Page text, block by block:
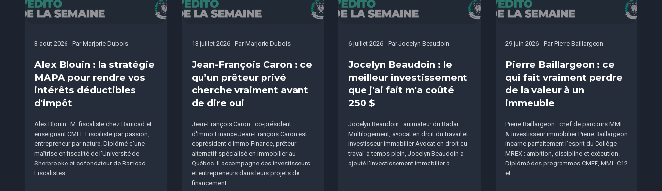
3 août 2026 Par Marjorie Dubois
Alex Blouin : la stratégie
MAPA pour rendre vos
intérêts déductibles
d'impôt
Alex Blouin : M. fiscaliste chez Barricad et
enseignant CMFE Fiscaliste par passion,
entrepreneur par nature. Diplômé d'une
maîtrise en fiscalité de l'Université de
Sherbrooke et cofondateur de Barricad
Fiscalistes...
13 juillet 2026 Par Marjorie Dubois
Jean-François Caron : ce
qu’un prêteur privé
cherche vraiment avant
de dire oui
Jean-François Caron : co-président
d'Immo Finance Jean-François Caron est
coprésident d’Immo Finance, prêteur
alternatif spécialisé en immobilier au
Québec. Il accompagne des investisseurs
et entrepreneurs dans leurs projets de
financement...
6 juillet 2026 Par Jocelyn Beaudoin
Jocelyn Beaudoin : le
meilleur investissement
que j'ai fait m'a coûté
250 $
Jocelyn Beaudoin : animateur du Radar
Multilogement, avocat en droit du travail et
investisseur immobilier Avocat en droit du
travail à temps plein, Jocelyn Beaudoin a
ajouté l'investissement immobilier à...
29 juin 2026 Par Pierre Baillargeon
Pierre Baillargeon : ce
qui fait vraiment perdre
de la valeur à un
immeuble
Pierre Baillargeon : chef de parcours MML
& investisseur immobilier Pierre Baillargeon
incarne parfaitement l’esprit du Collège
MREX : ambition, discipline et exécution.
Diplômé des programmes CMFE, MML C12
et...